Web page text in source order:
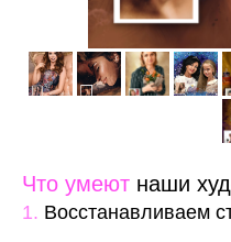
Что умеют наши
1. Восстанавливаем